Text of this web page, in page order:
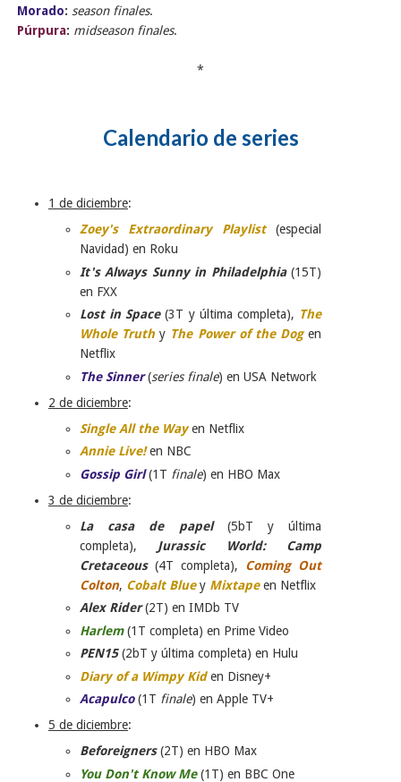
Morado: season finales.
Púrpura: midseason finales.
*
Calendario de series
1 de diciembre:
Zoey's Extraordinary Playlist(especial
Navidad) en Roku
It's Always Sunny in Philadelphia(15T)
en FXX
Lost in Space(3T y última completa), The
Whole Truth y The Power of the Dogen
Netflix
The Sinner(series finale) en USA Network
2 de diciembre:
Single All the Wayen Netflix
Annie Live!en NBC
Gossip Girl(1T finale) en HBO Max
3 de diciembre:
La casa de papel(5bT y última
completa), Jurassic World: Camp
Cretaceous(4T completa), Coming Out
Colton, Cobalt Bluey Mixtapeen Netflix
Alex Rider(2T) en IMDb TV
Harlem(1T completa) en Prime Video
PEN15(2bT y última completa) en Hulu
Diary of a Wimpy Kiden Disney+
Acapulco(1T finale) en Apple TV+
5 de diciembre:
Beforeigners(2T) en HBO Max
You Don't Know Me(1T) en BBC One